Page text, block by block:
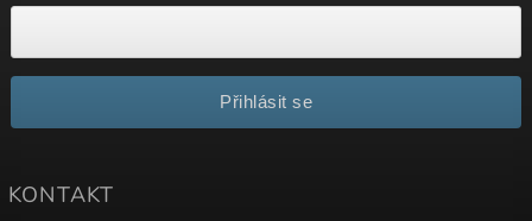
Přihlásit se
KONTAKT